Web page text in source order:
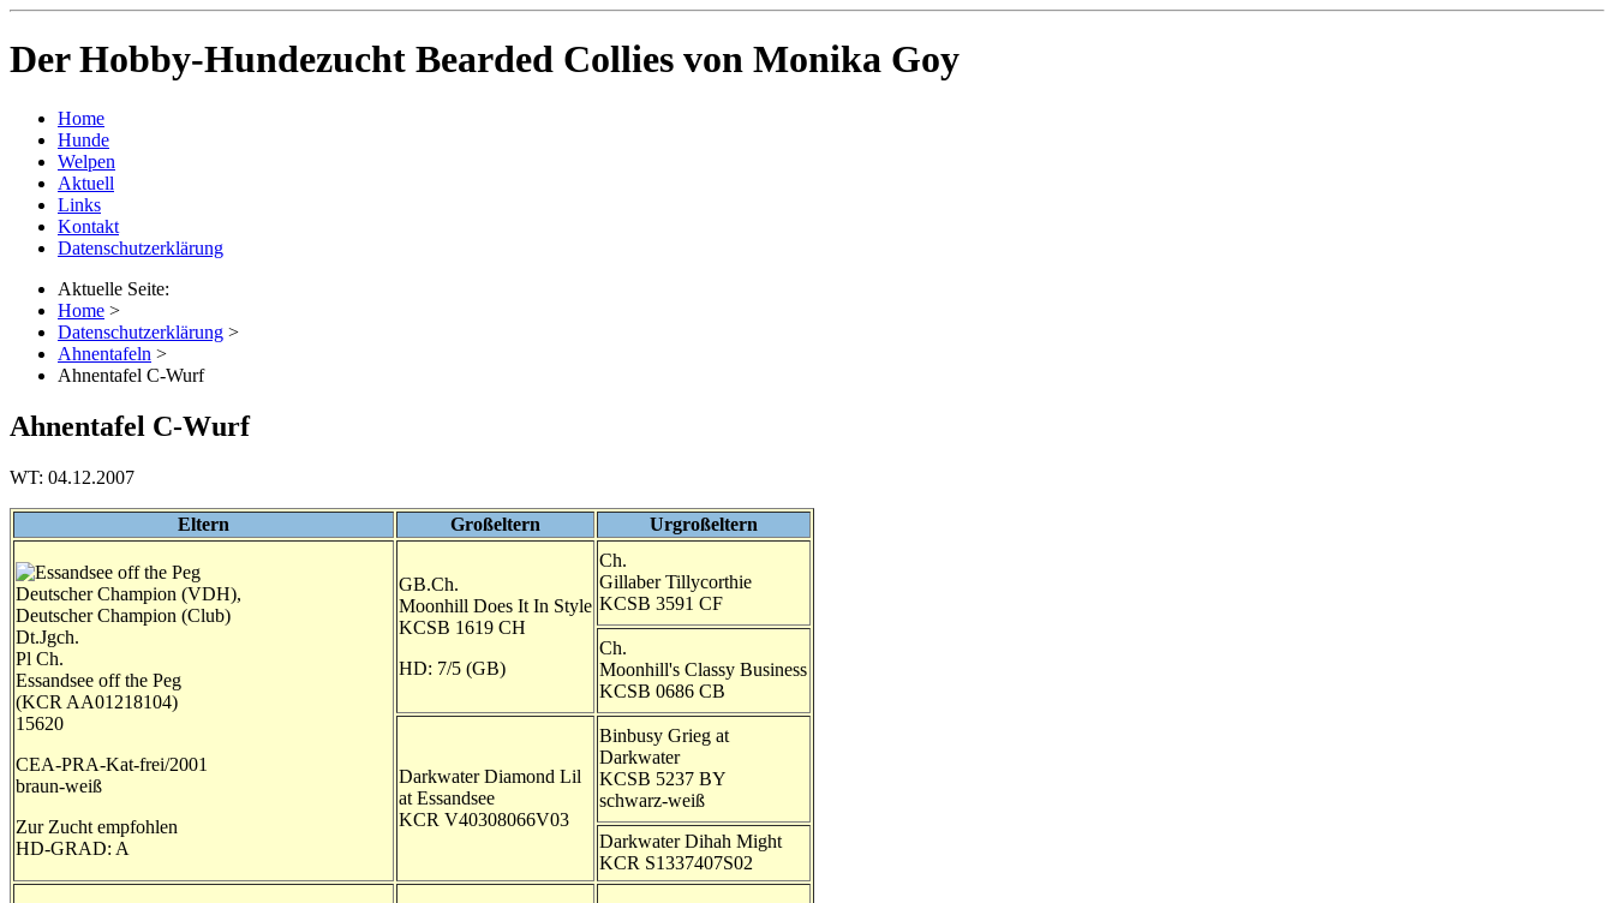
Der Hobby-Hundezucht Bearded Collies von Monika Goy
Home
Hunde
Welpen
Aktuell
Links
Kontakt
Datenschutzerklärung
Aktuelle Seite:
Home >
Datenschutzerklärung >
Ahnentafeln >
Ahnentafel C-Wurf
Ahnentafel C-Wurf
WT: 04.12.2007
Eltern Großeltern Urgroßeltern
Deutscher Champion (VDH),
Deutscher Champion (Club)
Dt.Jgch.
Pl Ch.
Essandsee off the Peg
(KCR AA01218104)
15620
CEA-PRA-Kat-frei/2001
braun-weiß
Zur Zucht empfohlen
HD-GRAD: A
GB.Ch.
Moonhill Does It In Style
KCSB 1619 CH
HD: 7/5 (GB)
Ch.
Gillaber Tillycorthie
KCSB 3591 CF
Ch.
Moonhill's Classy Business
KCSB 0686 CB
Darkwater Diamond Lil
at Essandsee
KCR V40308066V03
Binbusy Grieg at
Darkwater
KCSB 5237 BY
schwarz-weiß
Darkwater Dihah Might
KCR S1337407S02